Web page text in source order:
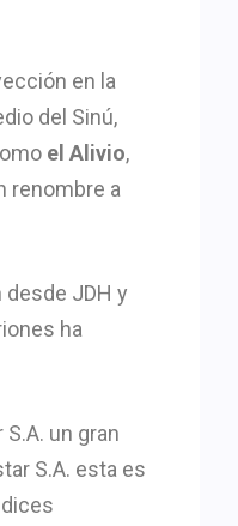
en la
del Sinú,
el Alivio,
renombre a
desde JDH y
ha
un gran
S.A. esta es